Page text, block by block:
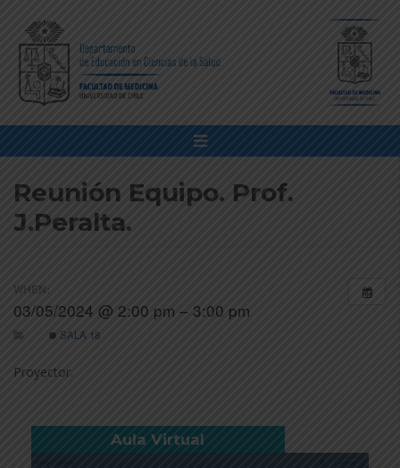
Reunión Equipo. Prof.
J.Peralta.
WHEN:
03/05/2024 @ 2:00 pm – 3:00 pm
SALA 18
Proyector.
Aula Virtual